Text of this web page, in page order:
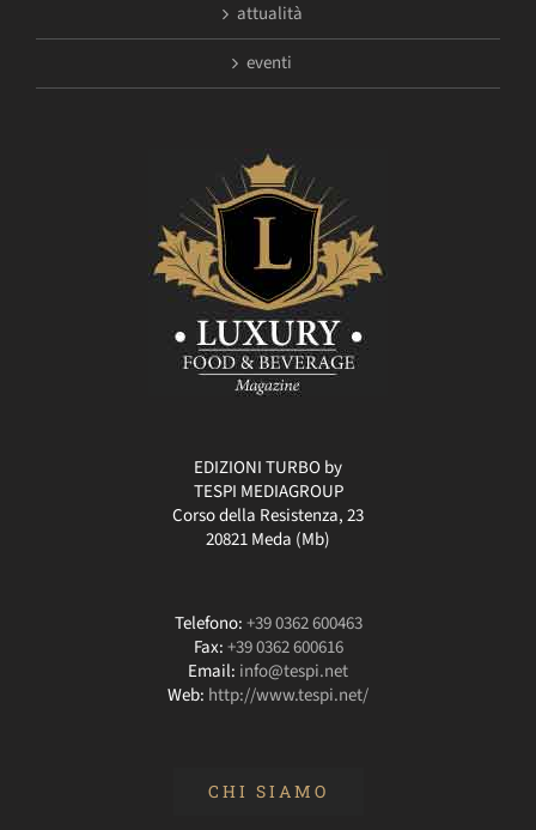
attualità
eventi
EDIZIONI TURBO by
TESPI MEDIAGROUP
Corso della Resistenza, 23
20821 Meda (Mb)
Telefono:+39 0362 600463
Fax:+39 0362 600616
Email: info@tespi.net
Web: http://www.tespi.net/
CHI SIAMO